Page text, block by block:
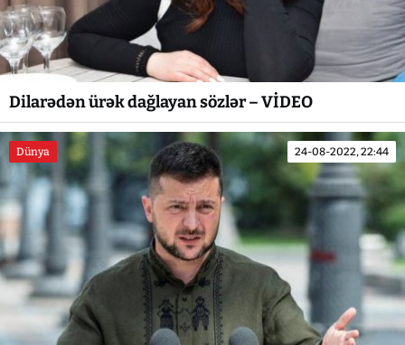
Dilarədən ürək dağlayan sözlər – VİDEO
Dünya 24-08-2022, 22:44